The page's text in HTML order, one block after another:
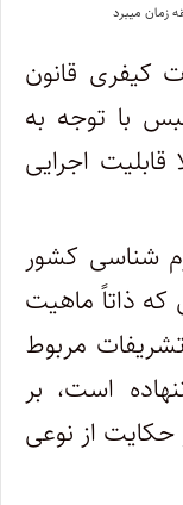
کیفری قانون
با توجه به
اجرایی
شناسی کشور
که ذاتاً ماهیت
مربوط
است، بر
از نوعی